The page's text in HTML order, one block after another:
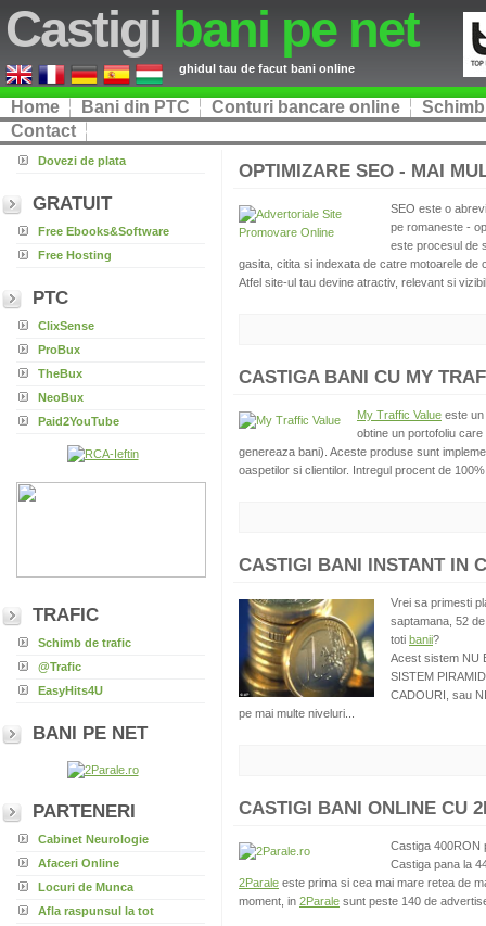
Castigi bani pe net
ghidul tau de facut bani online
Home Bani din PTC Conturi bancare online
Contact
Dovezi de plata
GRATUIT
Free Ebooks&Software
Free Hosting
PTC
ClixSense
ProBux
TheBux
NeoBux
Paid2YouTube
TRAFIC
Schimb de trafic
@Trafic
EasyHits4U
BANI PE NET
PARTENERI
Cabinet Neurologie
Afaceri Online
Locuri de Munca
Afla raspunsul la tot
OPTIMIZARE SEO - MAI
SEO este o
pe romaneste -
este procesul de
gasita, citita si indexata de catre motoarele de
Atfel site-ul tau devine atractiv, relevant si
CASTIGA BANI CU MY
My Traffic Value este
obtine un portofoliu
genereaza bani). Aceste produse sunt
oaspetilor si clientilor. Intregul procent de
CASTIGI BANI INSTANT IN
Vrei sa primesti
saptamana, 52
toti banii?
Acest sistem NU
SISTEM
CADOURI, sau
pe mai multe niveluri...
CASTIGI BANI ONLINE CU
Castiga 400RON
Castiga pana la
2Parale este prima si cea mai mare retea de
moment, in 2Parale sunt peste 140 de